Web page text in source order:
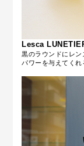
Lesca
黒のラウンドにレ
パワーを与えてくれ